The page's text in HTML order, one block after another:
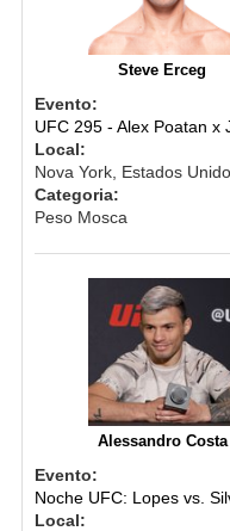
Steve Erceg
Evento:
UFC 295 - Alex Poatan x
Local:
Nova York, Estados
Categoria:
Peso Mosca
Alessandro Costa
Evento:
Noche UFC: Lopes vs.
Local: